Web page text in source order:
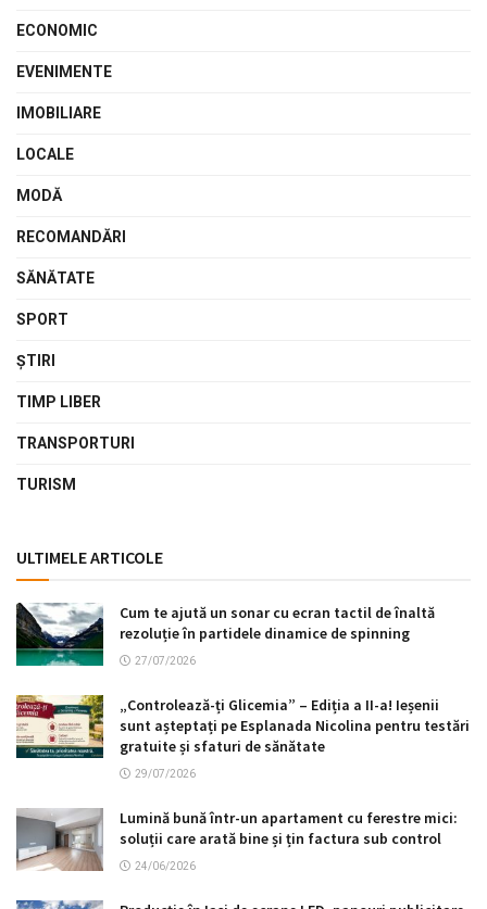
ECONOMIC
EVENIMENTE
IMOBILIARE
LOCALE
MODĂ
RECOMANDĂRI
SĂNĂTATE
SPORT
ŞTIRI
TIMP LIBER
TRANSPORTURI
TURISM
ULTIMELE ARTICOLE
Cum te ajută un sonar cu ecran tactil de înaltă
rezoluție în partidele dinamice de spinning
27/07/2026
„Controlează-ți Glicemia” – Ediția a II-a! Ieșenii
sunt așteptați pe Esplanada Nicolina pentru testări
gratuite și sfaturi de sănătate
29/07/2026
Lumină bună într-un apartament cu ferestre mici:
soluții care arată bine și țin factura sub control
24/06/2026